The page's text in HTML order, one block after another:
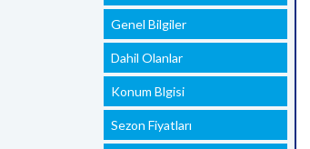
Genel Bilgiler
Dahil Olanlar
Konum Blgisi
Sezon Fiyatları